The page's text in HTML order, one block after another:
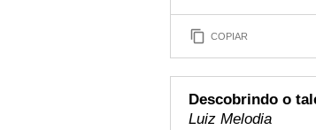
COPIAR
Descobrindo o
Luiz Melodia